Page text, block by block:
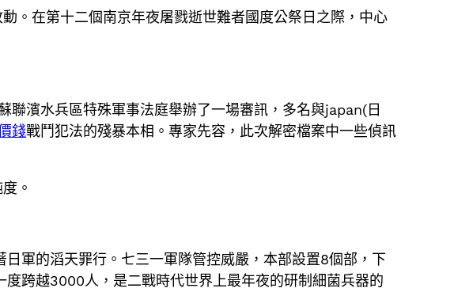
。在第十二個南京年夜屠戮逝世難者國度公祭日之際，中心
濱水兵區特殊軍事法庭舉辦了一場審訊，多名與japan(日
錢戰鬥犯法的殘暴本相。專家先容，此次解密檔案中一些偵訊
。
軍的滔天罪行。七三一軍隊管控威嚴，本部設置8個部，下
跨越3000人，是二戰時代世界上最年夜的研制細菌兵器的